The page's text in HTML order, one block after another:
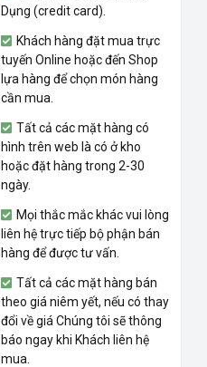
Dụng (credit card).
Khách hàng đặt mua trực
tuyến Online hoặc đến Shop
lựa hàng để chọn món hàng
cần mua.
Tất cả các mặt hàng có
hình trên web là có ở kho
hoặc đặt hàng trong 2-30
ngày.
Mọi thắc mắc khác vui lòng
liên hệ trực tiếp bộ phận bán
hàng để được tư vấn.
Tất cả các mặt hàng bán
theo giá niêm yết, nếu có thay
đổi về giá Chúng tôi sẽ thông
báo ngay khi Khách liên hệ
mua.